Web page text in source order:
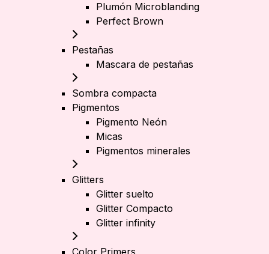
Plumón Microblanding
Perfect Brown
Pestañas
Mascara de pestañas
Sombra compacta
Pigmentos
Pigmento Neón
Micas
Pigmentos minerales
Glitters
Glitter suelto
Glitter Compacto
Glitter infinity
Color Primers